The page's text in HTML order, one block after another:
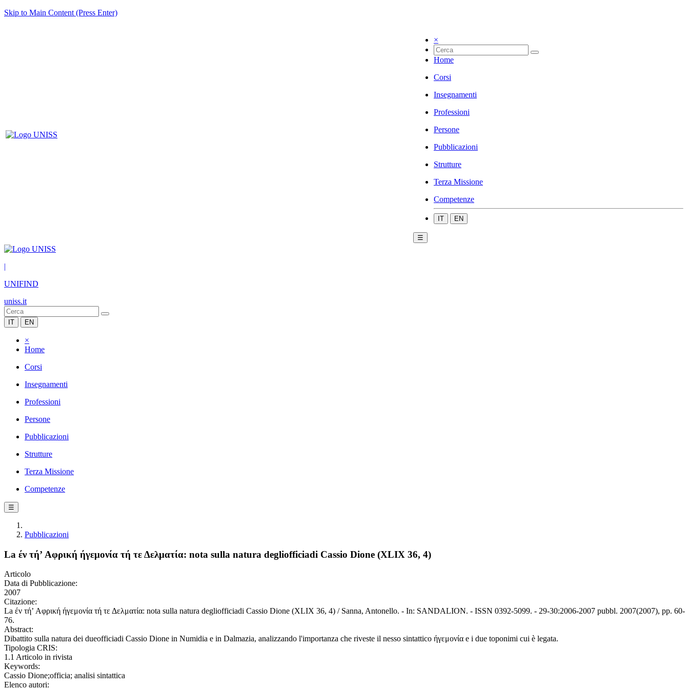
Skip to Main Content (Press Enter)
×
Home
Corsi
Insegnamenti
Professioni
Persone
Pubblicazioni
Strutture
Terza Missione
Competenze
IT EN
☰
|
UNIFIND
uniss.it
IT EN
×
Home
Corsi
Insegnamenti
Professioni
Persone
Pubblicazioni
Strutture
Terza Missione
Competenze
☰
Pubblicazioni
La έν τή’ Aφρική ήγεμoνία τή τε Δελματία: nota sulla natura degliofficiadi Cassio Dione (XLIX 36, 4)
Articolo
Data di Pubblicazione:
2007
Citazione:
La έν τή’ Aφρική ήγεμoνία τή τε Δελματία: nota sulla natura degliofficiadi Cassio Dione (XLIX 36, 4) / Sanna, Antonello. - In: SANDALION. - ISSN 0392-5099. - 29-30:2006-2007 pubbl. 2007(2007), pp. 60-
76.
Abstract:
Dibattito sulla natura dei dueofficiadi Cassio Dione in Numidia e in Dalmazia, analizzando l'importanza che riveste il nesso sintattico ήγεμoνία e i due toponimi cui è legata.
Tipologia CRIS:
1.1 Articolo in rivista
Keywords:
Cassio Dione;officia; analisi sintattica
Elenco autori: